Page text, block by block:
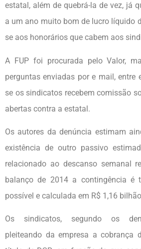
estatal, além de quebrá-la de vez, já
a um ano muito bom de lucro líquido
se aos honorários que cabem aos
A FUP foi procurada pelo Valor,
perguntas enviadas por e mail, entre
se os sindicatos recebem comissão
abertas contra a estatal.
Os autores da denúncia estimam
existência de outro passivo
relacionado ao descanso semanal
balanço de 2014 a contingência é
possível e calculada em R$ 1,16
Os sindicatos, segundo os
pleiteando da empresa a cobrança